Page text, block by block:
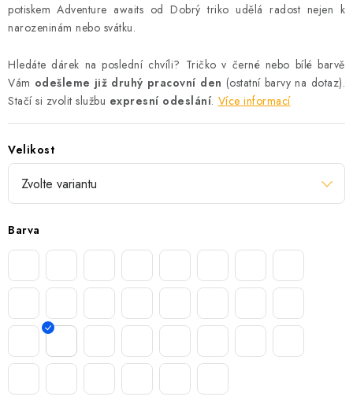
potiskem Adventure awaits od Dobrý triko udělá radost nejen k
narozeninám nebo svátku.
Hledáte dárek na poslední chvíli? Tričko v černé nebo bílé barvě
Vám odešleme již druhý pracovní den (ostatní barvy na dotaz).
Stačí si zvolit službu expresní odeslání. Více informací
Velikost
Barva